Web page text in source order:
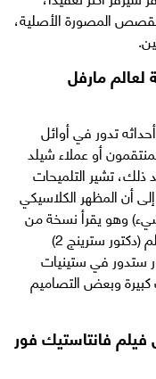
المصورة الأصلية،
لعالم مارفل
تدور في أوائل
أو عملاء شيلد
تشير التلميحات
أن المظهر الكلاسيكي
وهو يقرأ نسخة من
مجلة تايم عام 1963. كما تضمنت أجزاء فيلم (دكتور سترينج 2)
ستدور في ستينيات
كبيرة وبعض التصاميم
فانتاستيك فور